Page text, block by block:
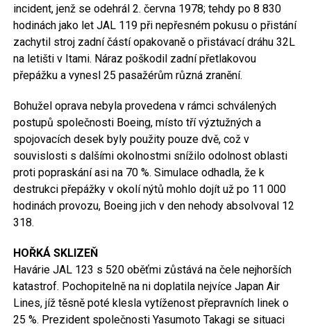
incident, jenž se odehrál 2. června 1978; tehdy po 8 830
hodinách jako let JAL 119 při nepřesném pokusu o přistání
zachytil stroj zadní částí opakovaně o přistávací dráhu 32L
na letišti v Itami. Náraz poškodil zadní přetlakovou
přepážku a vynesl 25 pasažérům různá zranění.
Bohužel oprava nebyla provedena v rámci schválených
postupů společnosti Boeing, místo tří výztužných a
spojovacích desek byly použity pouze dvě, což v
souvislosti s dalšími okolnostmi snížilo odolnost oblasti
proti popraskání asi na 70 %. Simulace odhadla, že k
destrukci přepážky v okolí nýtů mohlo dojít už po 11 000
hodinách provozu, Boeing jich v den nehody absolvoval 12
318.
HOŘKÁ SKLIZEŇ
Havárie JAL 123 s 520 oběťmi zůstává na čele nejhorších
katastrof. Pochopitelně na ni doplatila nejvíce Japan Air
Lines, jíž těsně poté klesla vytíženost přepravních linek o
25 %. Prezident společnosti Yasumoto Takagi se situaci